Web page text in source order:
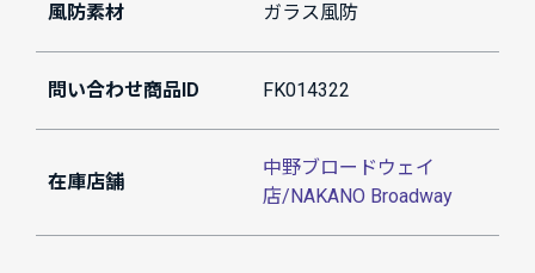
風防素材 ガラス風防
問い合わせ商品ID FK014322
在庫店舗
中野ブロードウェイ
店/NAKANO Broadway